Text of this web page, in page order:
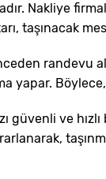
Nakliye
taşınacak
randevu
yapar.
güvenli ve